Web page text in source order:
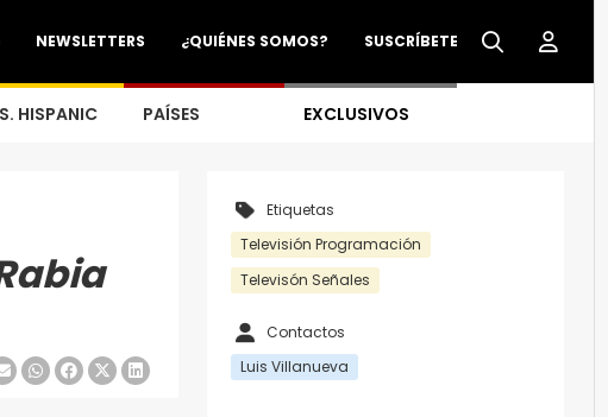
SUSCRÍBETE
¿QUIÉNES SOMOS?
NEWSLETTERS
HISPANIC PAÍSES EXCLUSIVOS
Etiquetas
Televisión Programación
Televisón Señales
Contactos
Luis Villanueva